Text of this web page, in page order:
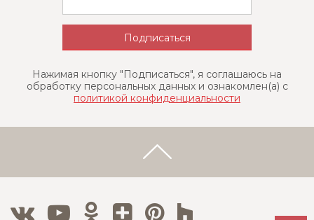
Нажимая кнопку "Подписаться", я соглашаюсь на
обработку персональных данных и ознакомлен(a) с
политикой конфиденциальности